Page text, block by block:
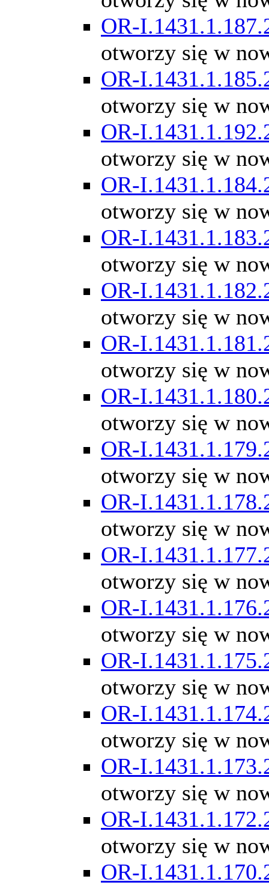
OR-
otworzy się w
OR-
otworzy się w
OR-
otworzy się w
OR-
otworzy się w
OR-
otworzy się w
OR-
otworzy się w
OR-
otworzy się w
OR-
otworzy się w
OR-
otworzy się w
OR-
otworzy się w
OR-
otworzy się w
OR-
otworzy się w
OR-
otworzy się w
OR-
otworzy się w
OR-
otworzy się w
OR-
otworzy się w
OR-